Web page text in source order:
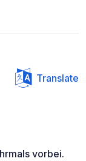
Translate
vorbei.